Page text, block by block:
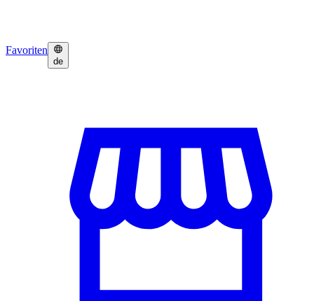
Favoriten
de